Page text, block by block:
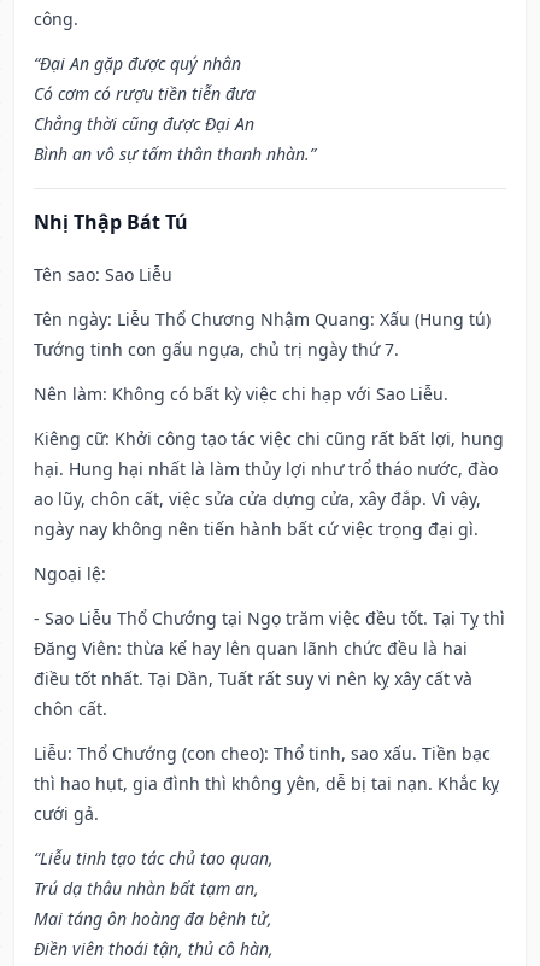
công.
“Đại An gặp được quý nhân
Có cơm có rượu tiền tiễn đưa
Chẳng thời cũng được Đại An
Bình an vô sự tấm thân thanh nhàn.”
Nhị Thập Bát Tú
Tên sao: Sao Liễu
Tên ngày: Liễu Thổ Chương Nhậm Quang: Xấu (Hung tú)
Tướng tinh con gấu ngựa, chủ trị ngày thứ 7.
Nên làm: Không có bất kỳ việc chi hạp với Sao Liễu.
Kiêng cữ: Khởi công tạo tác việc chi cũng rất bất lợi, hung
hại. Hung hại nhất là làm thủy lợi như trổ tháo nước, đào
ao lũy, chôn cất, việc sửa cửa dựng cửa, xây đắp. Vì vậy,
ngày nay không nên tiến hành bất cứ việc trọng đại gì.
Ngoại lệ:
- Sao Liễu Thổ Chướng tại Ngọ trăm việc đều tốt. Tại Tỵ thì
Đăng Viên: thừa kế hay lên quan lãnh chức đều là hai
điều tốt nhất. Tại Dần, Tuất rất suy vi nên kỵ xây cất và
chôn cất.
Liễu: Thổ Chướng (con cheo): Thổ tinh, sao xấu. Tiền bạc
thì hao hụt, gia đình thì không yên, dễ bị tai nạn. Khắc kỵ
cưới gả.
“Liễu tinh tạo tác chủ tao quan,
Trú dạ thâu nhàn bất tạm an,
Mai táng ôn hoàng đa bệnh tử,
Điền viên thoái tận, thủ cô hàn,